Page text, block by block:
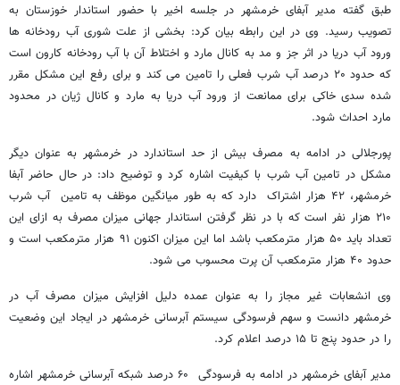
طبق گفته مدیر آبفای خرمشهر در جلسه اخیر با حضور استاندار خوزستان به
تصویب رسید. وی در این رابطه بیان کرد: بخشی از علت شوری آب رودخانه ها
ورود آب دریا در اثر جز و مد به کانال مارد و اختلاط آن با آب رودخانه کارون است
که حدود ۲۰ درصد آب شرب فعلی را تامین می کند و برای رفع این مشکل مقرر
شده سدی خاکی برای ممانعت از ورود آب دریا به مارد و کانال ژیان در محدود
مارد احداث شود.
پورجلالی در ادامه به مصرف بیش از حد استاندارد در خرمشهر به عنوان دیگر
مشکل در تامین آب شرب با کیفیت اشاره کرد و توضیح داد: در حال حاضر آبفا
خرمشهر، ۴۲ هزار اشتراک دارد که به طور میانگین موظف به تامین آب شرب
۲۱۰ هزار نفر است که با در نظر گرفتن استاندار جهانی میزان مصرف به ازای این
تعداد باید ۵۰ هزار مترمکعب باشد اما این میزان اکنون ۹۱ هزار مترمکعب است و
حدود ۴۰ هزار مترمکعب آن پرت محسوب می شود.
وی انشعابات غیر مجاز را به عنوان عمده دلیل افزایش میزان مصرف آب در
خرمشهر دانست و سهم فرسودگی سیستم آبرسانی خرمشهر در ایجاد این وضعیت
را در حدود پنج تا ۱۵ درصد اعلام کرد.
مدیر آبفای خرمشهر در ادامه به فرسودگی ۶۰ درصد شبکه آبرسانی خرمشهر اشاره